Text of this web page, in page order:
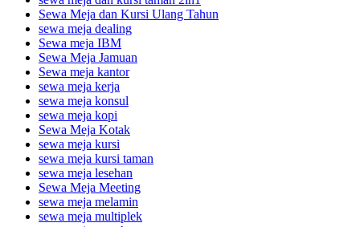
Sewa Meja dan Kursi Ulang Tahun
sewa meja dealing
Sewa meja IBM
Sewa Meja Jamuan
Sewa meja kantor
sewa meja kerja
sewa meja konsul
sewa meja kopi
Sewa Meja Kotak
sewa meja kursi
sewa meja kursi taman
sewa meja lesehan
Sewa Meja Meeting
sewa meja melamin
sewa meja multiplek